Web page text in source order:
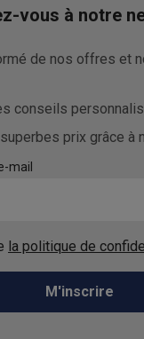
vous à notre
de nos offres et
conseils
prix grâce à
mail
la politique de
M'inscrire